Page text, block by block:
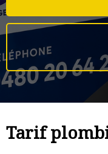
Tarif